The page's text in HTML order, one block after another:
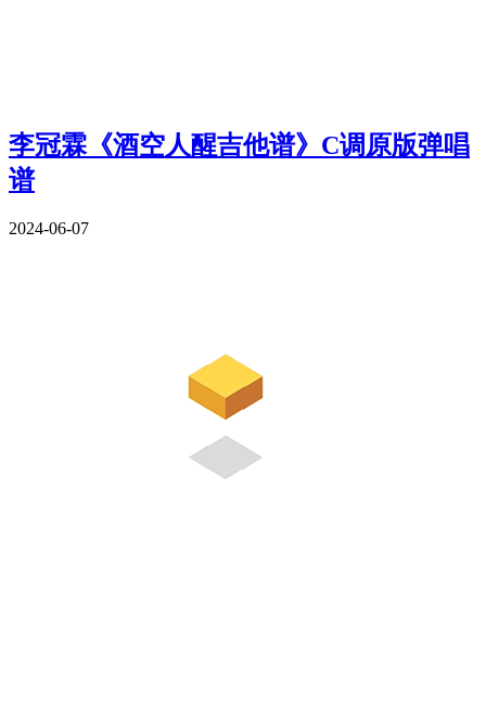
李冠霖《酒空人醒吉他谱》C调原版弹唱
谱
2024-06-07